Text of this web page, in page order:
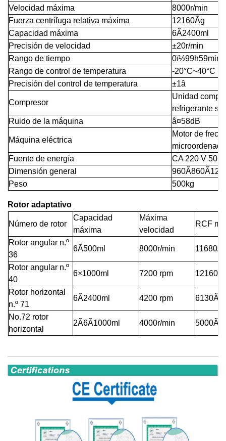
Velocidad máxima
8000r/min
Fuerza centrífuga relativa máxima
12160Ãg
Capacidad máxima
6Ã2400ml
Precisión de velocidad
±20r/min
Rango de tiempo
Rango de control de temperatura
-20°C~40°C
Precisión del control de temperatura
±1â
Compresor
Unidad
refrigerante
Ruido de la máquina
â¤58dB
Máquina eléctrica
Motor de
Fuente de energía
CA 220 V 50
Dimensión general
Peso
500kg
Rotor adaptativo
Número de rotor
Capacidad
máxima
Máxima
velocidad
RCF
Rotor angular n.º
36
6Ã500ml 8000r/min
Rotor angular n.º
40
6×1000ml 7200 rpm
Rotor horizontal
n.º 71
6Ã2400ml 4200 rpm 6130Ãg
No.72 rotor
horizontal
2Ã6Ã1000ml 4000r/min 5000Ãg